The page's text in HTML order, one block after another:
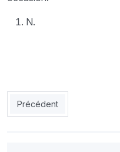
N.
Article précédent :
Précédent